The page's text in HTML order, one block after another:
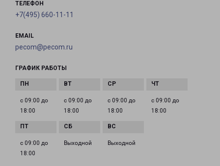
ТЕЛЕФОН
+7(495) 660-11-11
EMAIL
pecom@pecom.ru
ГРАФИК РАБОТЫ
с 09:00 до
18:00
с 09:00 до
18:00
с 09:00 до
18:00
с 09:00 до
18:00
с 09:00 до
18:00
Выходной Выходной